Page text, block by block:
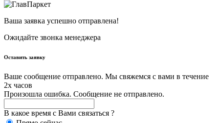
Ваша заявка успешно отправлена!
Ожидайте звонка менеджера
Оставить заявку
Ваше сообщение отправлено. Мы свяжемся с вами в течение
2х часов
Произошла ошибка. Сообщение не отправлено.
В какое время с Вами связаться ?